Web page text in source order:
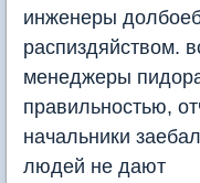
инженеры
распиздяйством.
менеджеры
правильностью,
начальники
людей не дают